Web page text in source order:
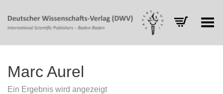
Toggle Menu
Marc Aurel
Ein Ergebnis wird angezeigt